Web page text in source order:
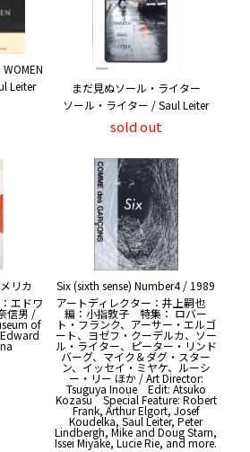
Leiter
まだ見ぬソール・ライター
ソール・ライター / Saul Leiter
sold out
リカ
エドワ
信男 /
of
Six (sixth sense) Number4 / 1989
アートディレクター：井上嗣也
編：小指敦子 特集： ロバー
ト・フランク、アーサー・エルゴ
ート、ヨゼフ・クーデルカ、ソー
ル・ライター、ピーター・リンド
バーグ、マイク＆ダグ・スター
ン、イッセイ・ミヤケ、ルーシ
ー・リー ほか / Art Director:
Tsuguya Inoue Edit: Atsuko
Kozasu Special Feature: Robert
Frank, Arthur Elgort, Josef
Koudelka, Saul Leiter, Peter
Lindbergh, Mike and Doug Starn,
Issei Miyake, Lucie Rie, and more.